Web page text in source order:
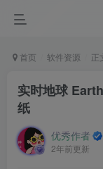
首页 软件资源 正
实时地球
纸
优秀作者
2年前更新